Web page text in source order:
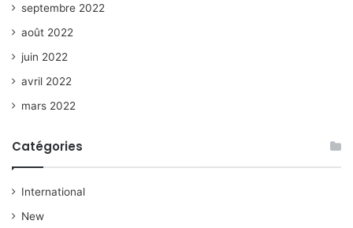
septembre 2022
août 2022
juin 2022
avril 2022
mars 2022
Catégories
International
New